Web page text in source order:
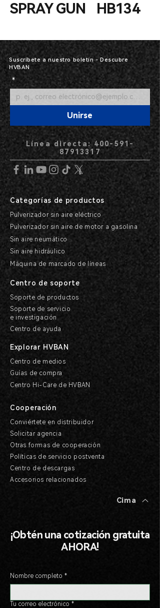
SPRAY GUN HB134
Suscríbete a nuestro boletín - Descubre
HVBAN
*
Unirse
Línea directa: 400-591-
87913317
Cima
¡Obtén una cotización gratuita
AHORA!
Nombre completo *
Tu correo electrónico *
Categorías de productos
Pulverizador sin aire eléctrico
Pulverizador sin aire de motor a gasolina
Sin aire neumático
Sin aire hidráulico
Máquina de marcado de líneas
Centro de soporte
Soporte de productos
Soporte de servicio
e investigación
Centro de ayuda
Explorar HVBAN
Centro de medios
Guías de compra
Centro Hi-Care de HVBAN
Cooperación
Conviértete en distribuidor
Solicitar agencia
Otras formas de cooperación
Políticas de servicio postventa
Centro de descargas
Accesorios relacionados